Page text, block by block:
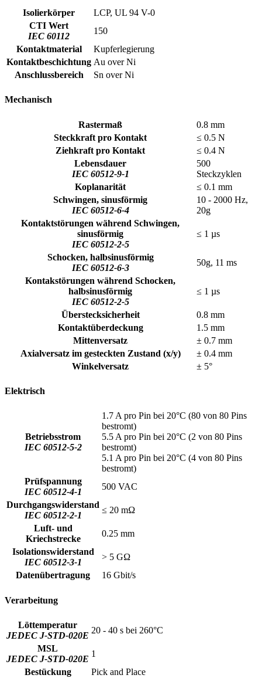
Isolierkörper
LCP, UL 94 V-0
CTI Wert
IEC 60112
150
Kontaktmaterial
Kupferlegierung
Kontaktbeschichtung Au over Ni
Anschlussbereich
Sn over Ni
Mechanisch
Rastermaß
0.8 mm
Steckkraft pro Kontakt
≤ 0.5 N
Ziehkraft pro Kontakt
≤ 0.4 N
Lebensdauer
IEC 60512-9-1
500
Steckzyklen
Koplanarität
≤ 0.1 mm
Schwingen, sinusförmig
IEC 60512-6-4
10 - 2000 Hz,
20g
Kontaktstörungen während Schwingen,
sinusförmig
IEC 60512-2-5
≤ 1 µs
Schocken, halbsinusförmig
IEC 60512-6-3
50g, 11 ms
Kontakstörungen während Schocken,
halbsinusförmig
IEC 60512-2-5
≤ 1 µs
Überstecksicherheit
0.8 mm
Kontaktüberdeckung
1.5 mm
Mittenversatz
± 0.7 mm
Axialversatz im gesteckten Zustand (x/y)
± 0.4 mm
Winkelversatz
± 5°
Elektrisch
Betriebsstrom
IEC 60512-5-2
1.7 A pro Pin bei 20°C (80 von 80 Pins
bestromt)
5.5 A pro Pin bei 20°C (2 von 80 Pins
bestromt)
5.1 A pro Pin bei 20°C (4 von 80 Pins
bestromt)
Prüfspannung
IEC 60512-4-1
500 VAC
Durchgangswiderstand
IEC 60512-2-1
≤ 20 mΩ
Luft- und
Kriechstrecke
0.25 mm
Isolationswiderstand
IEC 60512-3-1
> 5 GΩ
Datenübertragung
16 Gbit/s
Verarbeitung
Löttemperatur
JEDEC J-STD-020E
20 - 40 s bei 260°C
MSL
JEDEC J-STD-020E
1
Bestückung
Pick and Place